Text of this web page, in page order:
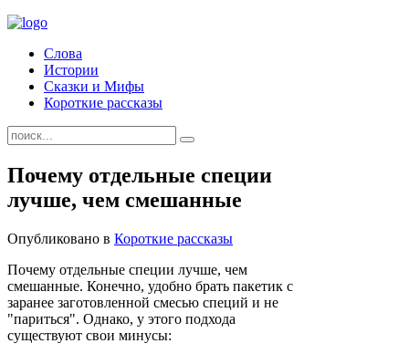
Слова
Истории
Сказки и Мифы
Короткие рассказы
Почему отдельные специи
лучше, чем смешанные
Опубликовано в Короткие рассказы
Почему отдельные специи лучше, чем
смешанные. Конечно, удобно брать пакетик с
заранее заготовленной смесью специй и не
"париться". Однако, у этого подхода
существуют свои минусы: